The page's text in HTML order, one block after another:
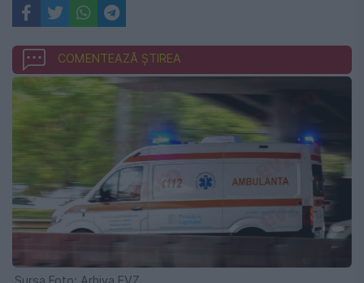
COMENTEAZĂ ȘTIREA
Sursa Foto: Arhiva EVZ